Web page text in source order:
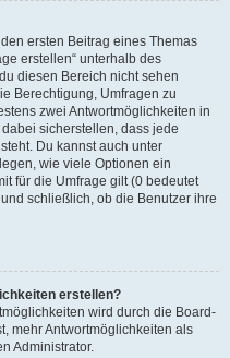
ersten Beitrag eines Themas
erstellen“ unterhalb des
diesen Bereich nicht sehen
Berechtigung, Umfragen zu
zwei Antwortmöglichkeiten in
sicherstellen, dass jede
Du kannst auch unter
wie viele Optionen ein
für die Umfrage gilt (0 bedeutet
schließlich, ob die Benutzer ihre
erstellen?
wird durch die Board-
mehr Antwortmöglichkeiten als
Administrator.